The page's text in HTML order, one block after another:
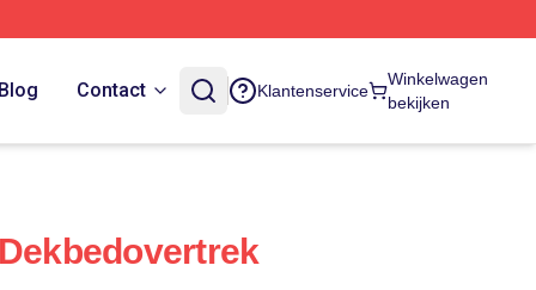
Blog Contact Klantenservice
Winkelwagen
bekijken